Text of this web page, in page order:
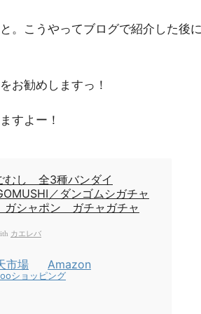
。こうやってブログで紹介した後
お勧めしますっ！
すよー！
むし 全3種バンダイ
／ダンゴムシガチャ
シャポン ガチャガチャ
カエレバ
市場 Amazon
ショッピング